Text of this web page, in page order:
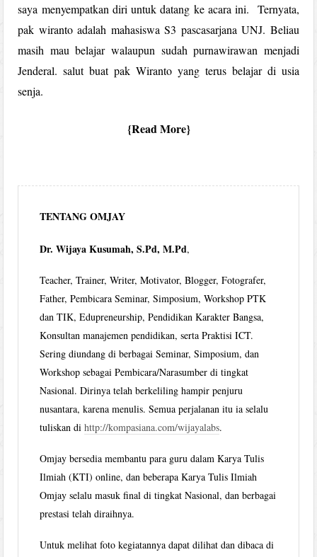
saya menyempatkan diri untuk datang ke acara ini. Ternyata,
pak wiranto adalah mahasiswa S3 pascasarjana UNJ. Beliau
masih mau belajar walaupun sudah purnawirawan menjadi
Jenderal. salut buat pak Wiranto yang terus belajar di usia
senja.
Read More
TENTANG OMJAY
Dr. Wijaya Kusumah, S.Pd, M.Pd,
Teacher, Trainer, Writer, Motivator, Blogger, Fotografer,
Father, Pembicara Seminar, Simposium, Workshop PTK
dan TIK, Edupreneurship, Pendidikan Karakter Bangsa,
Konsultan manajemen pendidikan, serta Praktisi ICT.
Sering diundang di berbagai Seminar, Simposium, dan
Workshop sebagai Pembicara/Narasumber di tingkat
Nasional. Dirinya telah berkeliling hampir penjuru
nusantara, karena menulis. Semua perjalanan itu ia selalu
tuliskan dihttp://kompasiana.com/wijayalabs.
Omjay bersedia membantu para guru dalam Karya Tulis
Ilmiah (KTI) online, dan beberapa Karya Tulis Ilmiah
Omjay selalu masuk final di tingkat Nasional, dan berbagai
prestasi telah diraihnya.
Untuk melihat foto kegiatannya dapat dilihat dan dibaca di